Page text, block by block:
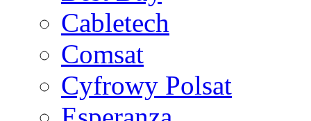
Cabletech
Comsat
Cyfrowy Polsat